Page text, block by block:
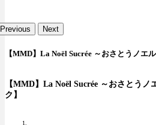
Previous Next
【MMD】La Noël Sucrée ～おさとうノエ
【MMD】La Noël Sucrée ～おさとうノ
ク】